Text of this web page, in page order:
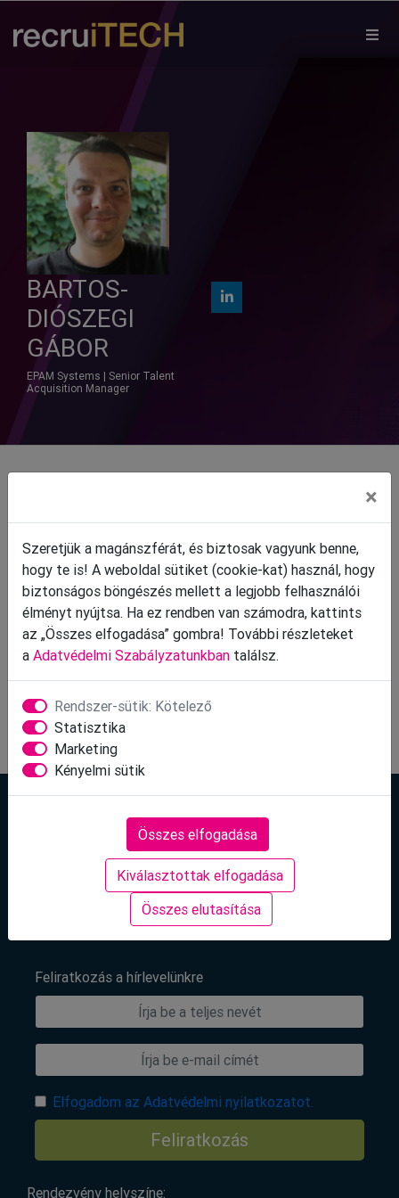
×
BARTOS-
DIÓSZEGI
GÁBOR
EPAM Systems | Senior Talent
Acquisition Manager
trends and activities in the field of IT Outsourcing,
product development services and recruitment
activities.
Olvasd el Gáborral készültinterjúnkat itt!
Feliratkozás a hírlevelünkre
Elfogadom az Adatvédelmi nyilatkozatot.
Feliratkozás
Rendezvény helyszíne:
×
Szeretjük a magánszférát, és biztosak vagyunk benne,
hogy te is! A weboldal sütiket (cookie-kat) használ, hogy
biztonságos böngészés mellett a legjobb felhasználói
élményt nyújtsa. Ha ez rendben van számodra, kattints
az „Összes elfogadása” gombra! További részleteket
a Adatvédelmi Szabályzatunkban találsz.
Rendszer-sütik: Kötelező
Statisztika
Marketing
Kényelmi sütik
Összes elfogadása
Kiválasztottak elfogadása
Összes elutasítása